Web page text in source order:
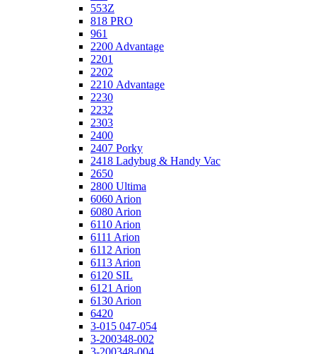
553Z
818 PRO
961
2200 Advantage
2201
2202
2210 Advantage
2230
2232
2303
2400
2407 Porky
2418 Ladybug & Handy Vac
2650
2800 Ultima
6060 Arion
6080 Arion
6110 Arion
6111 Arion
6112 Arion
6113 Arion
6120 SIL
6121 Arion
6130 Arion
6420
3-015 047-054
3-200348-002